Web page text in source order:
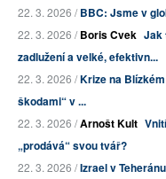
22. 3. 2026 /BBC: Jsme v
22. 3. 2026 /Boris Cvek Jak
zadlužení a velké, efektivn...
22. 3. 2026 /Krize na
škodami“ v ...
22. 3. 2026 /Arnošt Kult
„prodává“ svou tvář?
22. 3. 2026 /Izrael v